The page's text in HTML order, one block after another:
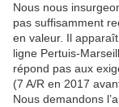
Nous nous
pas suffisamment
en valeur. Il
ligne Pertuis-
répond pas aux
(7 A/R en 2017
Nous demandons